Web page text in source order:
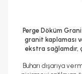
Döküm Kulp
Perge Döküm
granit kaplaması
ekstra sağlamdır,
Buharı dışarıya